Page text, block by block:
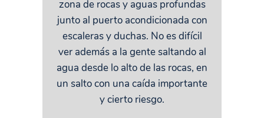
zona de rocas y aguas profundas
junto al puerto acondicionada con
escaleras y duchas. No es difícil
ver además a la gente saltando al
agua desde lo alto de las rocas, en
un salto con una caída importante
y cierto riesgo.